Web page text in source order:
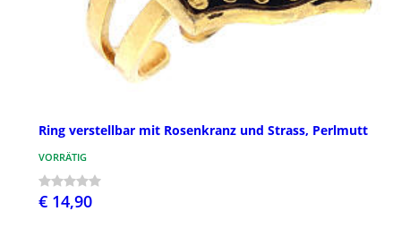
Ring verstellbar mit Rosenkranz und Strass, Perlmutt
VORRÄTIG
€ 14,90